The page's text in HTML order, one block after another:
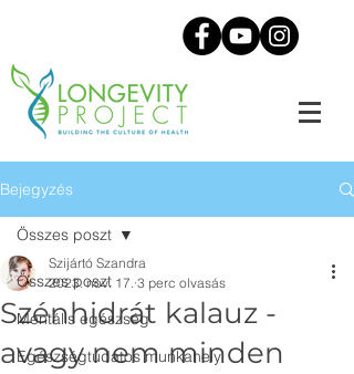
Bejegyzés
Összes poszt
Mentális egészség
Egészségtudatos munkahely
Összes poszt
Szénhidrát kalauz -
avagy nem minden
Szijártó Szandra
2023. nov. 17. 3 perc olvasás